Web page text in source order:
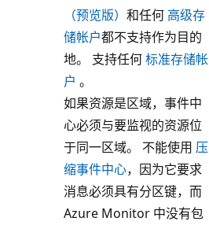
（预览版） 和任何 高级存
储帐户都不支持作为目的
地。 支持任何标准存储帐
户 。
如果资源是区域，事件中
心必须与要监视的资源位
于同一区域。 不能使用 压
缩事件中心，因为它要求
消息必须具有分区键，而
Azure Monitor 中没有包